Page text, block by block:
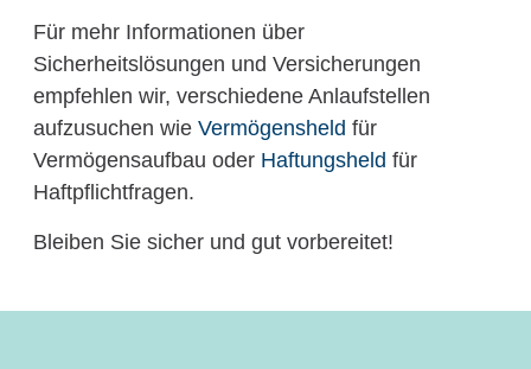
Für mehr Informationen über
Sicherheitslösungen und Versicherungen
empfehlen wir, verschiedene Anlaufstellen
aufzusuchen wie Vermögensheld für
Vermögensaufbau oder Haftungsheld für
Haftpflichtfragen.
Bleiben Sie sicher und gut vorbereitet!